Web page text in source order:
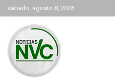
Saltar
al
contenido
sábado, agosto 8, 2026